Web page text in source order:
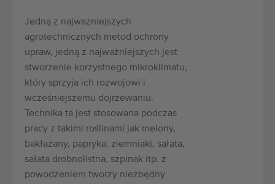
Jedną z najważniejszych
agrotechnicznych metod ochrony
upraw, jedną z najważniejszych jest
stworzenie korzystnego mikroklimatu,
który sprzyja ich rozwojowi i
wcześniejszemu dojrzewaniu.
Technika ta jest stosowana podczas
pracy z takimi roślinami jak melony,
bakłażany, papryka, ziemniaki, sałata,
sałata drobnolistna, szpinak itp. z
powodzeniem tworzy niezbędny